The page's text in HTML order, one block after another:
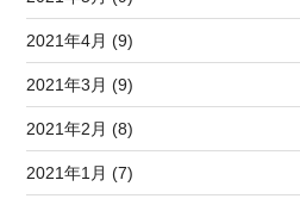
2021年4月 (9)
2021年3月 (9)
2021年2月 (8)
2021年1月 (7)